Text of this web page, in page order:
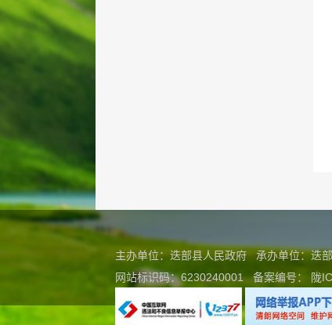
主办单位：迭部县人民政府 承办单位：迭
网站标识码：6230240001
备案编号： 陇